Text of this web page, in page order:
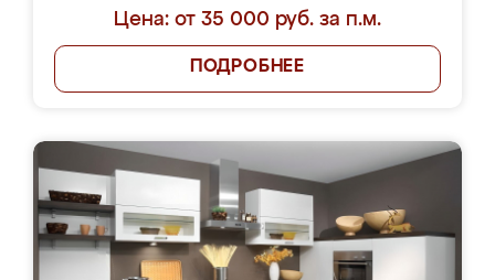
Цена: от 35 000 руб. за п.м.
ПОДРОБНЕЕ